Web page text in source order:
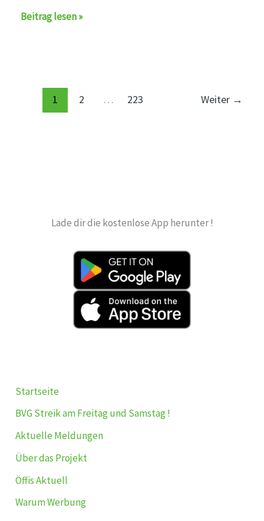
Ersatzverkehr
Beitrag lesen »
1 2 … 223 Weiter →
Lade dir die kostenlose App herunter !
Startseite
BVG Streik am Freitag und Samstag !
Aktuelle Meldungen
Über das Projekt
Öffis Aktuell
Warum Werbung